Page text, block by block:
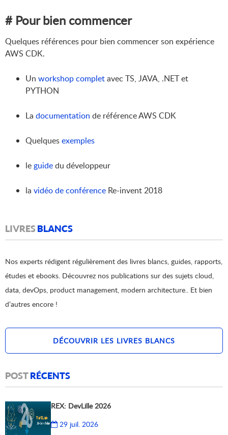
# Pour bien commencer
Quelques références pour bien commencer son expérience
AWS CDK.
Un workshop completavec TS, JAVA, .NET et
PYTHON
La documentation de référence AWS CDK
Quelquesexemples
le guidedu développeur
la vidéo de conférence Re-invent 2018
LIVRESBLANCS
Nos experts rédigent régulièrement des livres blancs, guides, rapports,
études et ebooks. Découvrez nos publications sur des sujets cloud,
data, devOps, product management, modern architecture.. Et bien
d’autres encore !
DÉCOUVRIR LES LIVRES BLANCS
POSTRÉCENTS
REX: DevLille 2026
29 juil. 2026